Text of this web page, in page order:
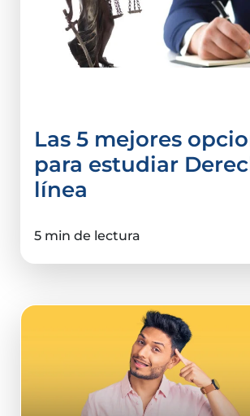
Las 5 mejores
para estudiar
línea
5 min de lectura